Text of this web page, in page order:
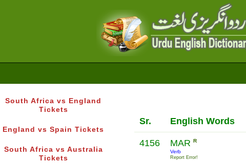
South Africa vs England
Tickets
England vs Spain Tickets
South Africa vs Australia
Tickets
Sr. English Words
4156 MAR R
Verb
Report Error!